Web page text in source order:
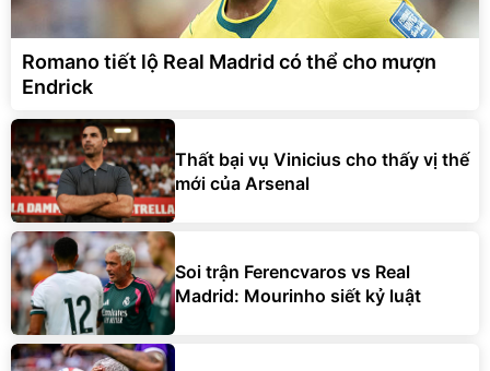
Romano tiết lộ Real Madrid có thể cho mượn
Endrick
Thất bại vụ Vinicius cho thấy vị thế
mới của Arsenal
Soi trận Ferencvaros vs Real
Madrid: Mourinho siết kỷ luật